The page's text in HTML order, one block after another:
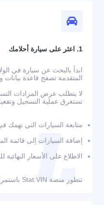
1. اعثر على سيارة أحلامك
المتقدمة تصفح قاعدة
لا يتطلب عرض المزادات
تستغرق عملية التسجيل وتفعيل الحساب أقل من 5
متابعة السيارات التي تهمك
إضافة السيارات إلى قائمة
الاطلاع على الأسعار النهائية
تتطور منصة Stat.VIN باستمرار — حيث نضيف بشكل منتظم ميزات وأدوات جديدة لراحة المستخدمين.